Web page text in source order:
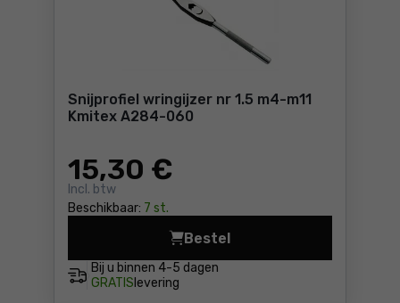
Snijprofiel wringijzer nr 1.5 m4-m11
Kmitex A284-060
15,30 €
Incl. btw
Beschikbaar: 7 st.
Bij u binnen 4-5 dagen
GRATIS levering
Bestel